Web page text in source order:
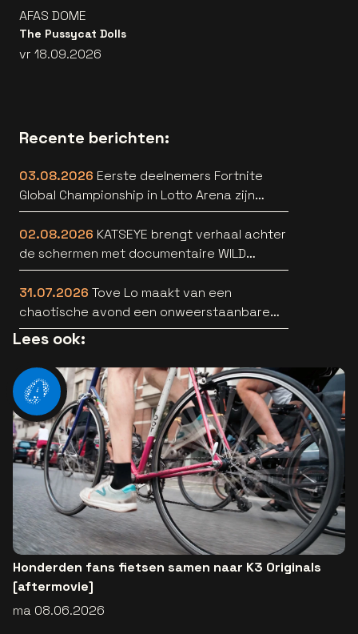
AFAS DOME
The Pussycat Dolls
vr 18.09.2026
Recente berichten:
03.08.2026 Eerste deelnemers Fortnite
Global Championship in Lotto Arena zijn
bekend
02.08.2026 KATSEYE brengt verhaal achter
de schermen met documentaire WILD
HEARTS [trailer]
31.07.2026 Tove Lo maakt van een
chaotische avond een onweerstaanbare
popsong
Lees ook:
Honderden fans fietsen samen naar K3 Originals
[aftermovie]
ma 08.06.2026